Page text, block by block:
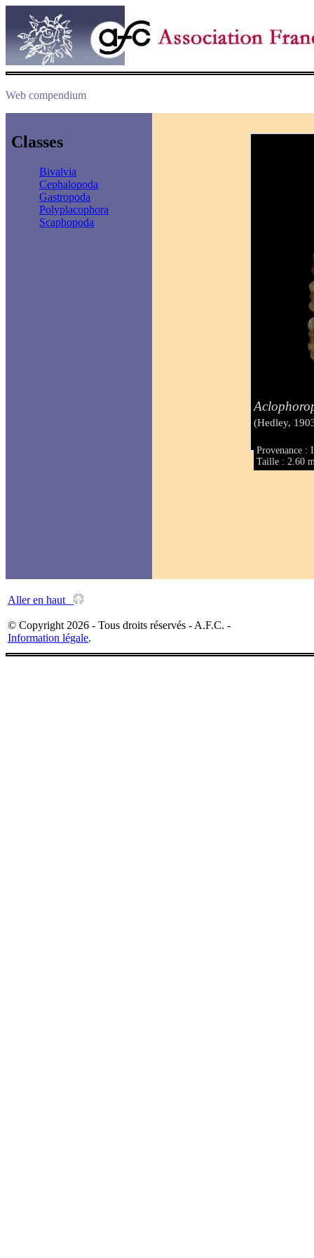
Web compendium
Classes
Bivalvia
Cephalopoda
Gastropoda
Polyplacophora
Scaphopoda
(Hedley,
Provenance :
Taille : 2.60
Aller en haut
© Copyright 2026 - Tous droits réservés - A.F.C. -
Information légale.